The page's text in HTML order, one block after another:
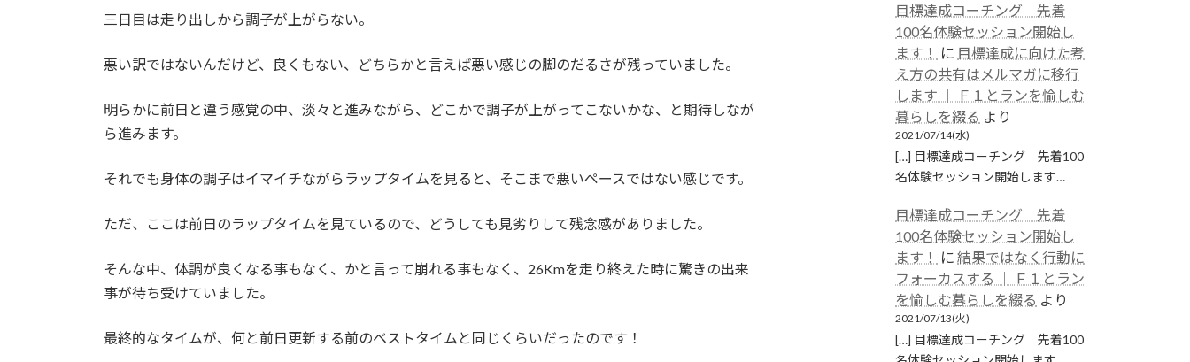
三日目は走り出しから調子が上がらない。
悪い訳ではないんだけど、良くもない、どちらかと言えば悪い感じの脚のだるさが残っていました。
明らかに前日と違う感覚の中、淡々と進みながら、どこかで調子が上がってこないかな、と期待しなが
ら進みます。
それでも身体の調子はイマイチながらラップタイムを見ると、そこまで悪いペースではない感じです。
ただ、ここは前日のラップタイムを見ているので、どうしても見劣りして残念感がありました。
そんな中、体調が良くなる事もなく、かと言って崩れる事もなく、26Kmを走り終えた時に驚きの出来
事が待ち受けていました。
最終的なタイムが、何と前日更新する前のベストタイムと同じくらいだったのです！
目標達成コーチング 先着
100名体験セッション開始し
ます！
に 目標達成に向けた考
え方の共有はメルマガに移行
します │ Ｆ１とランを愉しむ
暮らしを綴る より
2021/07/14(水)
[…] 目標達成コーチング 先着100
名体験セッション開始します…
目標達成コーチング 先着
100名体験セッション開始し
ます！
に結果ではなく行動に
フォーカスする │ Ｆ１とラン
を愉しむ暮らしを綴る より
2021/07/13(火)
[…] 目標達成コーチング 先着100